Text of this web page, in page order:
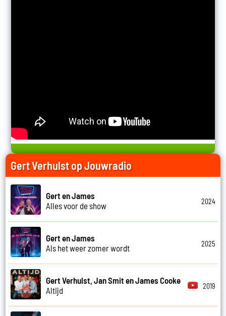
Gert Verhulst op Jouwradio
Gert en James
Alles voor de show
2024
Gert en James
Als het weer zomer wordt
2025
Gert Verhulst, Jan Smit en James Cooke
Altijd
2019